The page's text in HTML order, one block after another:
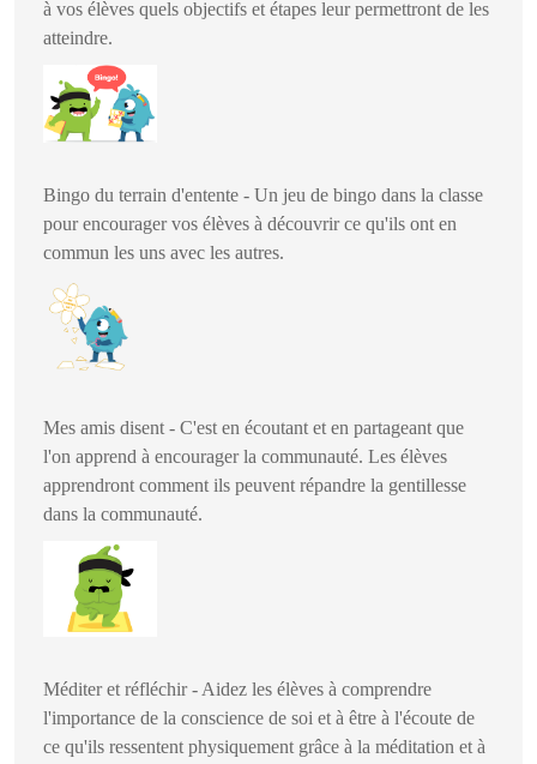
à vos élèves quels objectifs et étapes leur permettront de les
atteindre.
Bingo du terrain d'entente - Un jeu de bingo dans la classe
pour encourager vos élèves à découvrir ce qu'ils ont en
commun les uns avec les autres.
Mes amis disent - C'est en écoutant et en partageant que
l'on apprend à encourager la communauté. Les élèves
apprendront comment ils peuvent répandre la gentillesse
dans la communauté.
Méditer et réfléchir - Aidez les élèves à comprendre
l'importance de la conscience de soi et à être à l'écoute de
ce qu'ils ressentent physiquement grâce à la méditation et à